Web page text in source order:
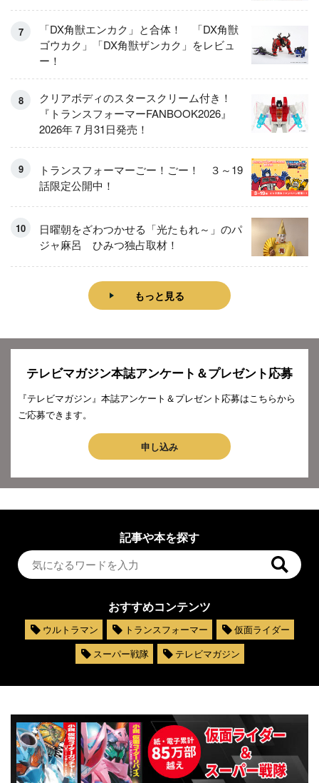
「DX角獣エンカク」と合体！ 「DX角獣
ゴウカク」「DX角獣ザンカク」をレビュ
ー！
クリアボディのスタースクリーム付き！
『トランスフォーマーFANBOOK2026』
2026年７月31日発売！
トランスフォーマーごー！ごー！ ３～19
話限定公開中！
日曜朝をざわつかせる「光たもれ～」のパ
ジャ麻呂 ひみつ独占取材！
もっと見る
テレビマガジン本誌アンケート＆プレゼント応募
『テレビマガジン』本誌アンケート＆プレゼント応募はこちらから
ご応募できます。
申し込み
記事や本を探す
おすすめコンテンツ
ウルトラマン トランスフォーマー
仮面ライダー
スーパー戦隊
テレビマガジン